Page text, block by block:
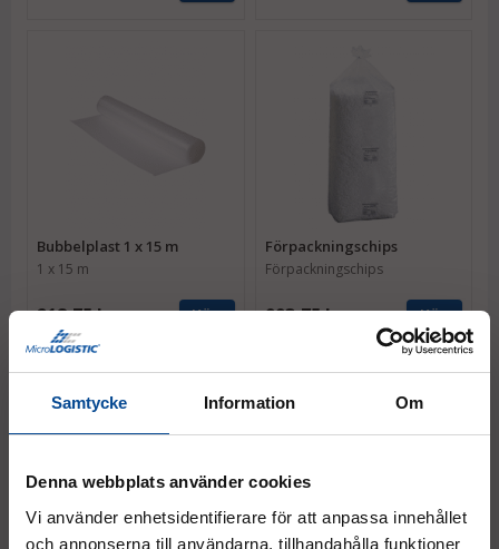
Samtycke Information Om
Denna webbplats använder cookies
Vi använder enhetsidentifierare för att anpassa innehållet
och annonserna till användarna, tillhandahålla funktioner
Bubbelplast 1 x 15 m
1 x 15 m
218,75 kr Köp
Förpackningschips
Förpackningschips
993,75 kr Köp